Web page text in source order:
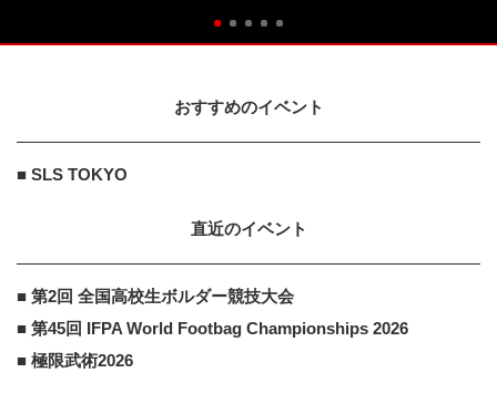
おすすめのイベント
■ SLS TOKYO
直近のイベント
■ 第2回 全国高校生ボルダー競技大会
■ 第45回 IFPA World Footbag Championships 2026
■ 極限武術2026